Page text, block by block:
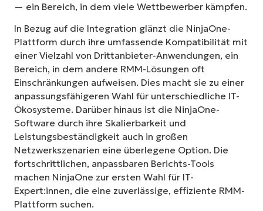
— ein Bereich, in dem viele Wettbewerber kämpfen.
In Bezug auf die Integration glänzt die NinjaOne-
Plattform durch ihre umfassende Kompatibilität mit
einer Vielzahl von Drittanbieter-Anwendungen, ein
Bereich, in dem andere RMM-Lösungen oft
Einschränkungen aufweisen. Dies macht sie zu einer
anpassungsfähigeren Wahl für unterschiedliche IT-
Ökosysteme. Darüber hinaus ist die NinjaOne-
Software durch ihre Skalierbarkeit und
Leistungsbeständigkeit auch in großen
Netzwerkszenarien eine überlegene Option. Die
fortschrittlichen, anpassbaren Berichts-Tools
machen NinjaOne zur ersten Wahl für IT-
Expert:innen, die eine zuverlässige, effiziente RMM-
Plattform suchen.